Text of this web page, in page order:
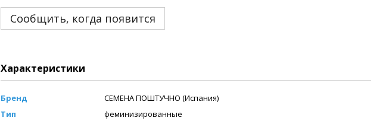
Сообщить, когда появится
Характеристики
Бренд
СЕМЕНА ПОШТУЧНО (Испания)
Тип
феминизированные